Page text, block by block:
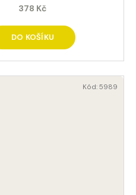
378 Kč
DO KOŠÍKU
Kód:5989